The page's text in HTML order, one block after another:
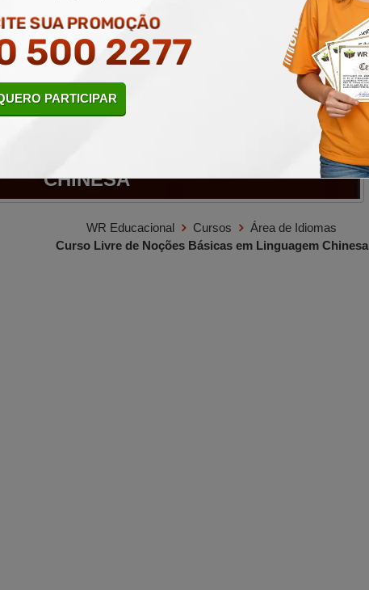
NOÇÕES BÁSICAS EM LINGUAGEM
CHINESA
WR Educacional Cursos
Área de Idiomas
Curso Livre de Noções Básicas em Linguagem Chinesa
SUA PROMOÇÃO
500 2277
PARTICIPAR